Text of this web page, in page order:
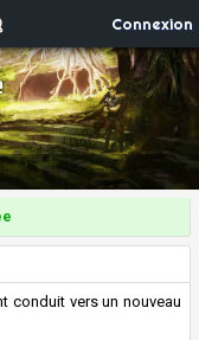
Connexion
conduit vers un nouveau